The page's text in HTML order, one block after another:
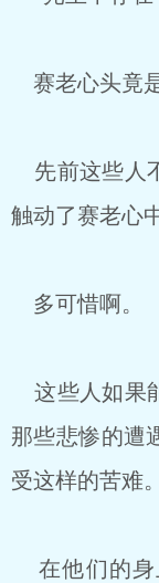
赛老心头竟
先前这些人
触动了赛老心
多可惜啊。
这些人如果
那些悲惨的遭
受这样的苦难。
在他们的身